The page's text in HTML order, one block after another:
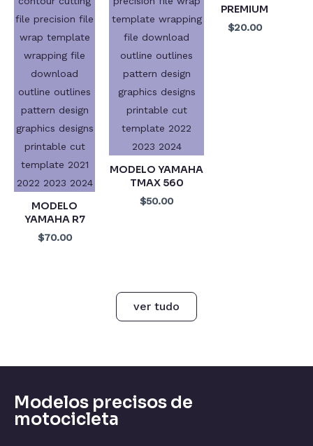
MODELO
YAMAHA R7
$70.00
MODELO YAMAHA
TMAX 560
$50.00
PREMIUM
$20.00
ver tudo
Modelos precisos de
motocicleta